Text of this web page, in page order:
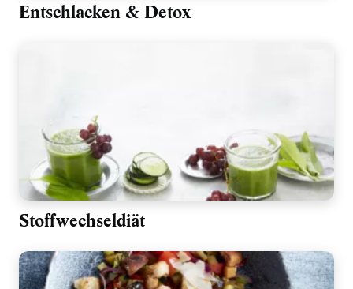
Entschlacken & Detox
Stoffwechseldiät